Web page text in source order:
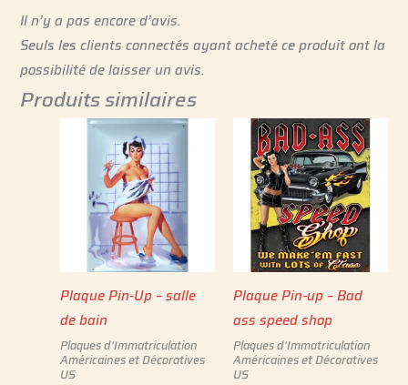
Il n’y a pas encore d’avis.
Seuls les clients connectés ayant acheté ce produit ont la
possibilité de laisser un avis.
Produits similaires
Plaque Pin-Up – salle
de bain
Plaques d'Immatriculation
Américaines et Décoratives
US
Plaque Pin-up – Bad
ass speed shop
Plaques d'Immatriculation
Américaines et Décoratives
US